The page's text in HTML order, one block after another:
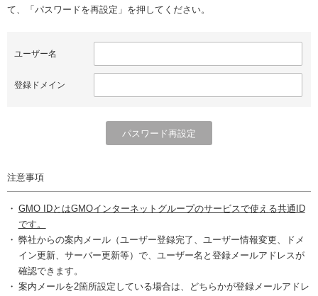
て、「パスワードを再設定」を押してください。
ユーザー名
登録ドメイン
注意事項
GMO IDとはGMOインターネットグループのサービスで使える共通ID
です。
弊社からの案内メール（ユーザー登録完了、ユーザー情報変更、ドメ
イン更新、サーバー更新等）で、ユーザー名と登録メールアドレスが
確認できます。
案内メールを2箇所設定している場合は、どちらかが登録メールアドレ